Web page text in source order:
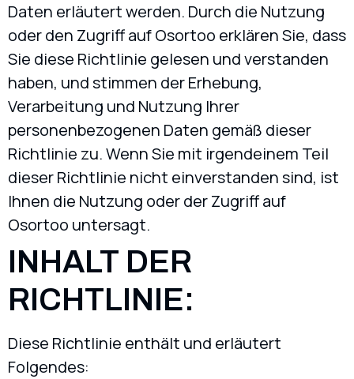
Daten erläutert werden. Durch die Nutzung
oder den Zugriff auf Osortoo erklären Sie, dass
Sie diese Richtlinie gelesen und verstanden
haben, und stimmen der Erhebung,
Verarbeitung und Nutzung Ihrer
personenbezogenen Daten gemäß dieser
Richtlinie zu. Wenn Sie mit irgendeinem Teil
dieser Richtlinie nicht einverstanden sind, ist
Ihnen die Nutzung oder der Zugriff auf
Osortoo untersagt.
INHALT DER
RICHTLINIE:
Diese Richtlinie enthält und erläutert
Folgendes: